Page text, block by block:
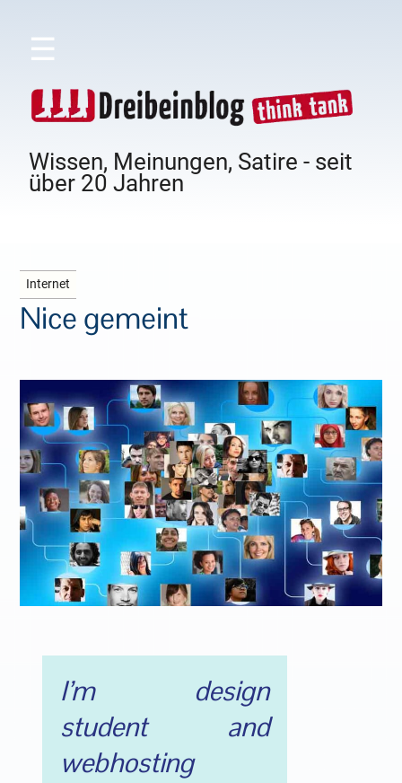
☰
Wissen, Meinungen, Satire - seit
über 20 Jahren
Internet
Nice gemeint
I’m design
student and
webhosting